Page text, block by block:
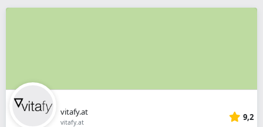
vitafy.at
vitafy.at 9,2